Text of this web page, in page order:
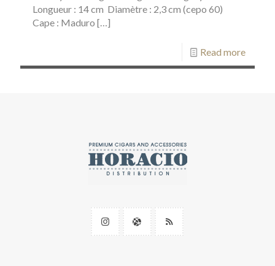
Longueur : 14 cm Diamètre : 2,3 cm (cepo 60)
Cape : Maduro […]
Read more